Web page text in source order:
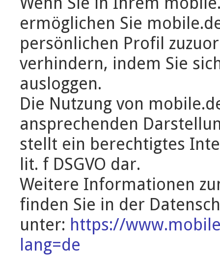
ermöglichen Sie
persönlichen Profil
verhindern, indem Sie
ausloggen.
Die Nutzung von
ansprechenden
stellt ein berechtigtes
lit. f DSGVO dar.
Weitere Informationen
finden Sie in der
unter: https://
lang=de